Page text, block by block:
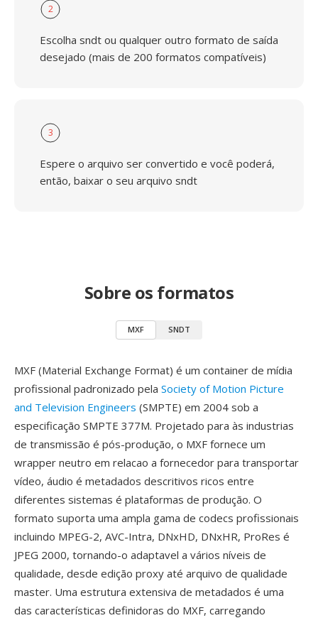
2
Escolha sndt ou qualquer outro formato de saída
desejado (mais de 200 formatos compatíveis)
3
Espere o arquivo ser convertido e você poderá,
então, baixar o seu arquivo sndt
Sobre os formatos
MXF SNDT
MXF (Material Exchange Format) é um container de mídia
profissional padronizado pela Society of Motion Picture
and Television Engineers (SMPTE) em 2004 sob a
especificação SMPTE 377M. Projetado para às industrias
de transmissão é pós-produção, o MXF fornece um
wrapper neutro em relacao a fornecedor para transportar
vídeo, áudio é metadados descritivos ricos entre
diferentes sistemas é plataformas de produção. O
formato suporta uma ampla gama de codecs profissionais
incluindo MPEG-2, AVC-Intra, DNxHD, DNxHR, ProRes é
JPEG 2000, tornando-o adaptavel a vários níveis de
qualidade, desde edição proxy até arquivo de qualidade
master. Uma estrutura extensiva de metadados é uma
das características definidoras do MXF, carregando